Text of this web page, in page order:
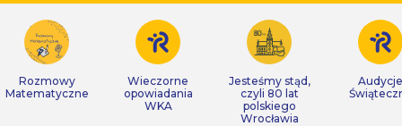
Rozmowy
Matematyczne
Wieczorne
opowiadania
WKA
Jesteśmy stąd,
czyli 80 lat
polskiego
Wrocławia
Audycje